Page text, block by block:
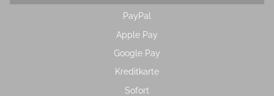
PayPal
Apple Pay
Google Pay
Kreditkarte
Sofort